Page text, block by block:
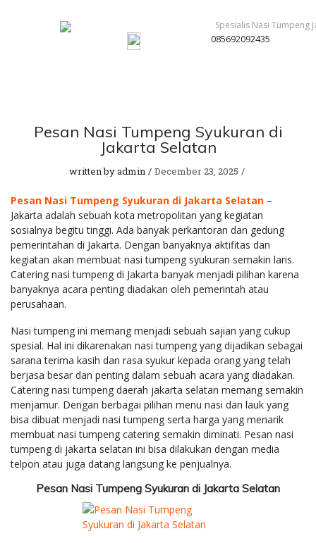
085692092435
Pesan Nasi Tumpeng Syukuran di
Jakarta Selatan
written byadmin December 23, 2025
Pesan Nasi Tumpeng Syukuran di Jakarta Selatan –
Jakarta adalah sebuah kota metropolitan yang kegiatan
sosialnya begitu tinggi. Ada banyak perkantoran dan gedung
pemerintahan di Jakarta. Dengan banyaknya aktifitas dan
kegiatan akan membuat nasi tumpeng syukuran semakin laris.
Catering nasi tumpeng di Jakarta banyak menjadi pilihan karena
banyaknya acara penting diadakan oleh pemerintah atau
perusahaan.
Nasi tumpeng ini memang menjadi sebuah sajian yang cukup
spesial. Hal ini dikarenakan nasi tumpeng yang dijadikan sebagai
sarana terima kasih dan rasa syukur kepada orang yang telah
berjasa besar dan penting dalam sebuah acara yang diadakan.
Catering nasi tumpeng daerah jakarta selatan memang semakin
menjamur. Dengan berbagai pilihan menu nasi dan lauk yang
bisa dibuat menjadi nasi tumpeng serta harga yang menarik
membuat nasi tumpeng catering semakin diminati. Pesan nasi
tumpeng di jakarta selatan ini bisa dilakukan dengan media
telpon atau juga datang langsung ke penjualnya.
Pesan Nasi Tumpeng Syukuran di Jakarta Selatan